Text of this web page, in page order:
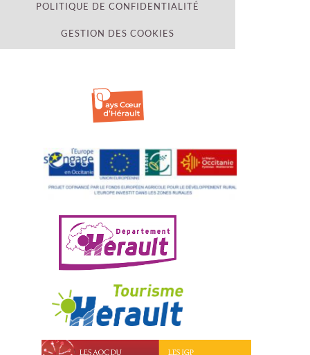
POLITIQUE DE CONFIDENTIALITÉ
GESTION DES COOKIES